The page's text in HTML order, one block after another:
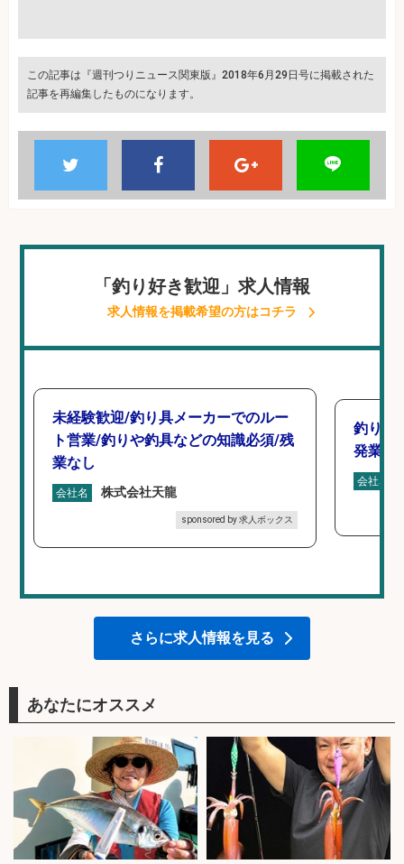
この記事は『週刊つりニュース関東版』2018年6月29日号に掲載された
記事を再編集したものになります。
「釣り好き歓迎」求人情報
求人情報を掲載希望の方はコチラ
未経験歓迎/釣り具メーカーでのルー
ト営業/釣りや釣具などの知識必須/残
業なし
会社名 株式会社天龍
sponsored by 求人ボックス
釣り具
発業務
会社名
さらに求人情報を見る
あなたにオススメ